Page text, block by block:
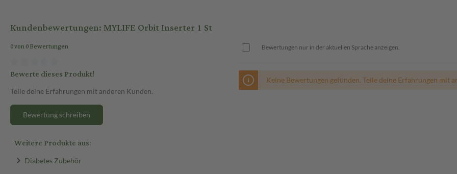
Kundenbewertungen: MYLIFE Orbit Inserter 1 St
0 von 0 Bewertungen
Bewerte dieses Produkt!
Teile deine Erfahrungen mit anderen Kunden.
Bewertung schreiben
Bewertungen nur in der aktuellen Sprache anzeigen.
Keine Bewertungen gefunden. Teile deine Erfahrungen mit
Weitere Produkte aus:
Diabetes Zubehör